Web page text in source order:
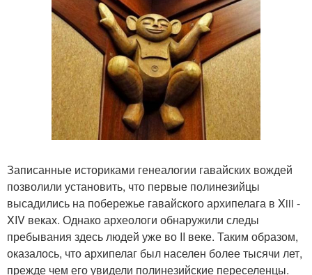
Записанные историками генеалогии гавайских вождей
позволили установить, что первые полинезийцы
высадились на побережье гавайского архипелага в Xiii -
XIV веках. Однако археологи обнаружили следы
пребывания здесь людей уже во II веке. Таким образом,
оказалось, что архипелаг был населен более тысячи лет,
прежде чем его увидели полинезийские переселенцы.